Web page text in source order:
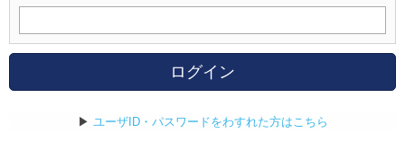
ログイン
▶ ユーザID・パスワードをわすれた方はこちら